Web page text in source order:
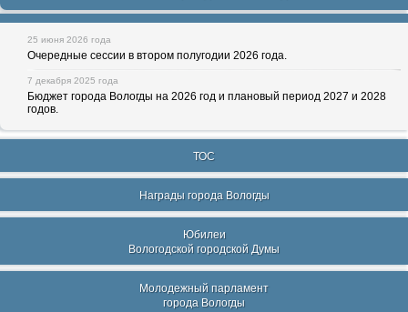
25 июня 2026 года
Очередные сессии в втором полугодии 2026 года.
7 декабря 2025 года
Бюджет города Вологды на 2026 год и плановый период 2027 и 2028
годов.
ТОС
Награды города Вологды
Юбилеи
Вологодской городской Думы
Молодежный парламент
города Вологды